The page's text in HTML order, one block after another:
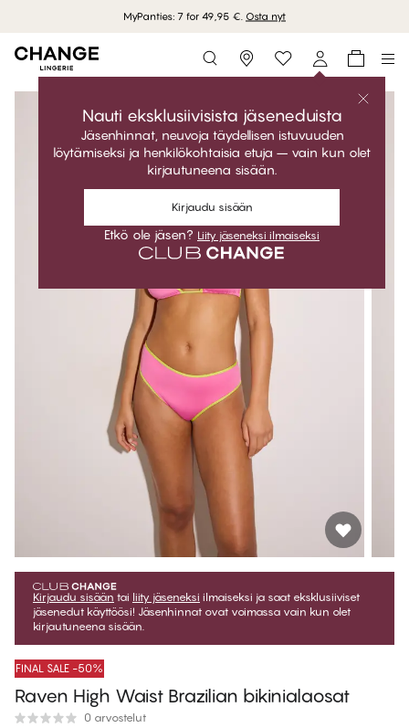
MyPanties: 7 for 49,95 €. Osta nyt
Storefinder
Nauti eksklusiivisista jäseneduista
Jäsenhinnat, neuvoja täydellisen istuvuuden
löytämiseksi ja henkilökohtaisia etuja – vain kun olet
kirjautuneena sisään.
Kirjaudu sisään
Etkö ole jäsen? Liity jäseneksi ilmaiseksi
Kirjaudu sisään tai liity jäseneksi ilmaiseksi ja saat eksklusiiviset
jäsenedut käyttöösi! Jäsenhinnat ovat voimassa vain kun olet
kirjautuneena sisään.
FINAL SALE -50%
Raven High Waist Brazilian bikinialaosat
0 arvostelut